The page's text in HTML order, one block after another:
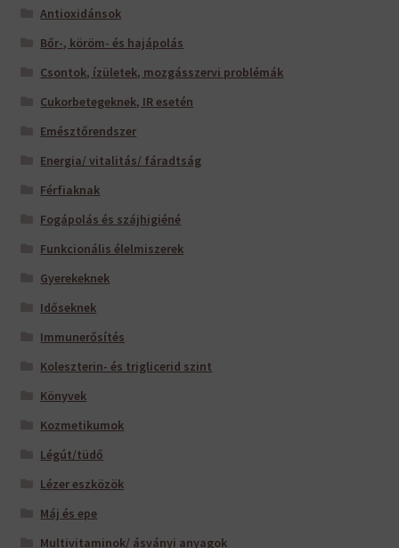
Antioxidánsok
Bőr-, köröm- és hajápolás
Csontok, ízületek, mozgásszervi problémák
Cukorbetegeknek, IR esetén
Emésztőrendszer
Energia/ vitalitás/ fáradtság
Férfiaknak
Fogápolás és szájhigiéné
Funkcionális élelmiszerek
Gyerekeknek
Időseknek
Immunerősítés
Koleszterin- és triglicerid szint
Könyvek
Kozmetikumok
Légút/tüdő
Lézer eszközök
Máj és epe
Multivitaminok/ ásványi anyagok